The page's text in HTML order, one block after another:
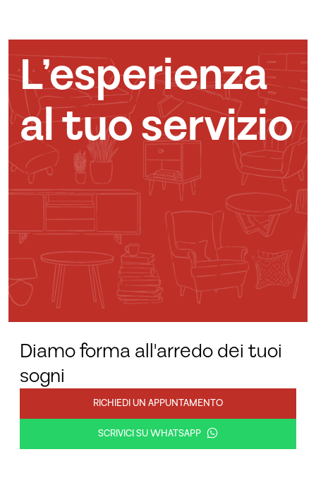
L’esperienza
al tuo servizio
Diamo forma all'arredo dei tuoi
sogni
RICHIEDI UN APPUNTAMENTO
SCRIVICI SU WHATSAPP